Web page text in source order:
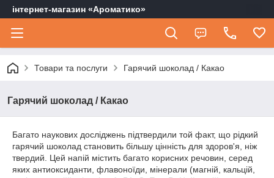
інтернет-магазин «Ароматико»
Товари та послуги Гарячий шоколад / Какао
Гарячий шоколад / Какао
Багато наукових досліджень підтвердили той факт, що рідкий
гарячий шоколад становить більшу цінність для здоров'я, ніж
твердий. Цей напій містить багато корисних речовин, серед
яких антиоксиданти, флавоноїди, мінерали (магній, кальцій,